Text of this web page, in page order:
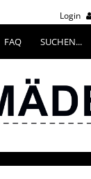
Login
FAQ